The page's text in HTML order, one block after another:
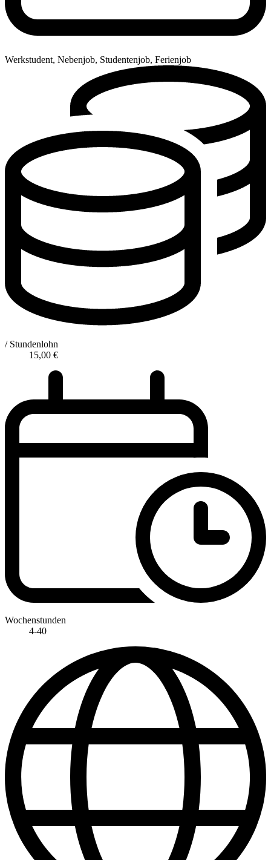
Werkstudent, Nebenjob, Studentenjob, Ferienjob
/ Stundenlohn
15,00 €
Wochenstunden
4-40